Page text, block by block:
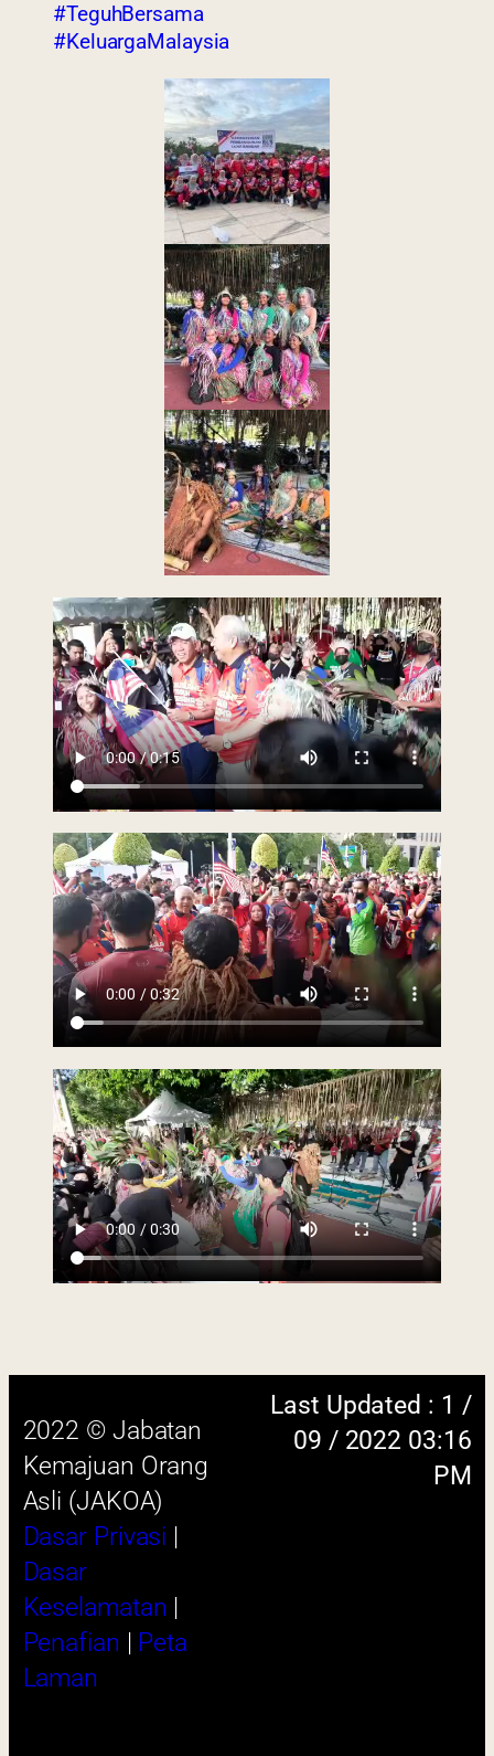
#TeguhBersama
#KeluargaMalaysia
2022 © Jabatan
Kemajuan Orang
Asli (JAKOA)
Dasar Privasi|
Keselamatan|
Penafian|Peta
Laman
Last Updated : 1 /
09 / 2022 03:16
PM
browser versi terkini dengan
skrin beresolusi 1280 x 1024 piksel